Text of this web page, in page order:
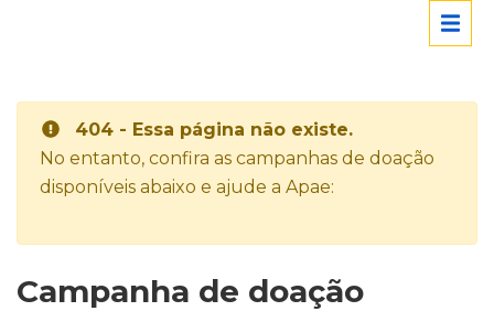
404 - Essa página não existe.
No entanto, confira as campanhas de doação
disponíveis abaixo e ajude a Apae:
Campanha de doação